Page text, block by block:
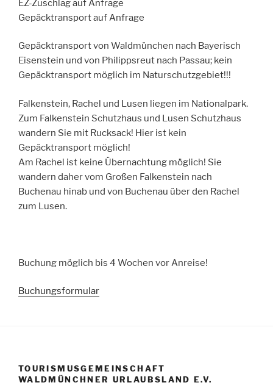
EZ-Zuschlag auf Anfrage
Gepäcktransport auf Anfrage
Gepäcktransport von Waldmünchen nach Bayerisch
Eisenstein und von Philippsreut nach Passau; kein
Gepäcktransport möglich im Naturschutzgebiet!!!
Falkenstein, Rachel und Lusen liegen im Nationalpark.
Zum Falkenstein Schutzhaus und Lusen Schutzhaus
wandern Sie mit Rucksack! Hier ist kein
Gepäcktransport möglich!
Am Rachel ist keine Übernachtung möglich! Sie
wandern daher vom Großen Falkenstein nach
Buchenau hinab und von Buchenau über den Rachel
zum Lusen.
Buchung möglich bis 4 Wochen vor Anreise!
Buchungsformular
TOURISMUSGEMEINSCHAFT
WALDMÜNCHNER URLAUBSLAND E.V.